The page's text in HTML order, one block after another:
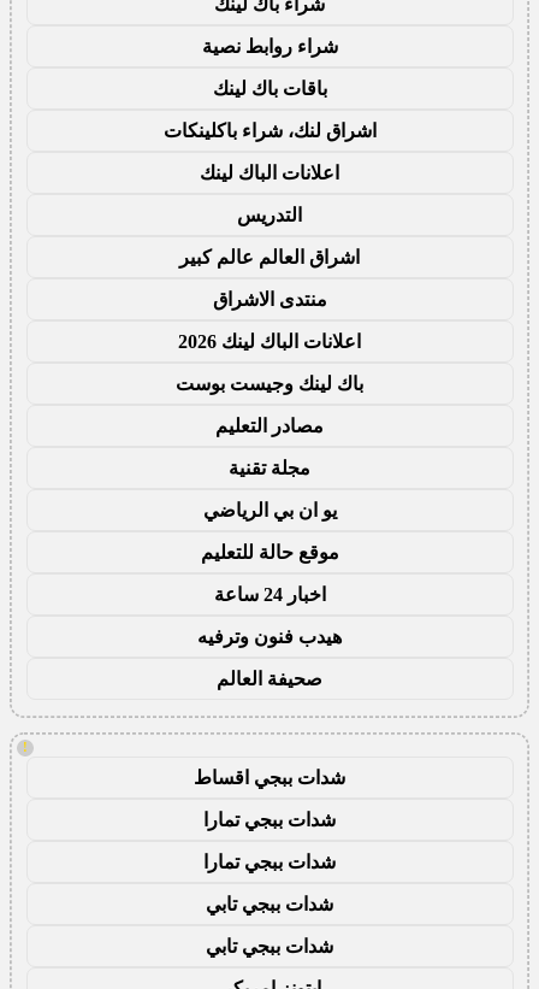
شراء روابط نصية
باقات باك لينك
اشراق لنك، شراء باكلينكات
اعلانات الباك لينك
التدريس
اشراق العالم عالم كبير
منتدى الاشراق
اعلانات الباك لينك 2026
باك لينك وجيست بوست
مصادر التعليم
مجلة تقنية
يو ان بي الرياضي
موقع حالة للتعليم
اخبار 24 ساعة
هيدب فنون وترفيه
صحيفة العالم
!
شدات ببجي اقساط
شدات ببجي تمارا
شدات ببجي تمارا
شدات ببجي تابي
شدات ببجي تابي